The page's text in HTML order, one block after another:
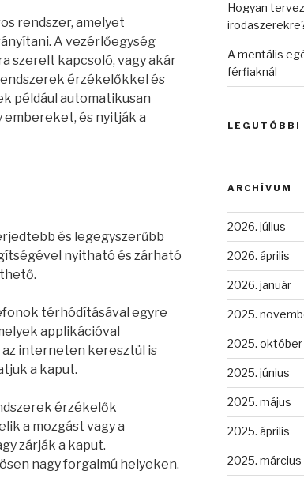
rendszer, amelyet
A vezérlőegység
szerelt kapcsoló, vagy akár
érzékelőkkel és
például automatikusan
és nyitják a
és legegyszerűbb
nyitható és zárható
térhódításával egyre
applikációval
interneten keresztül is
a kaput.
érzékelők
a mozgást vagy a
zárják a kaput.
nagy forgalmú helyeken.
Hogyan
A mentális
férfiaknál
LEGUTÓBBI
ARCHÍVUM
2026. július
2026. április
2026. január
2025.
2025. október
2025. június
2025. május
2025. április
2025. március